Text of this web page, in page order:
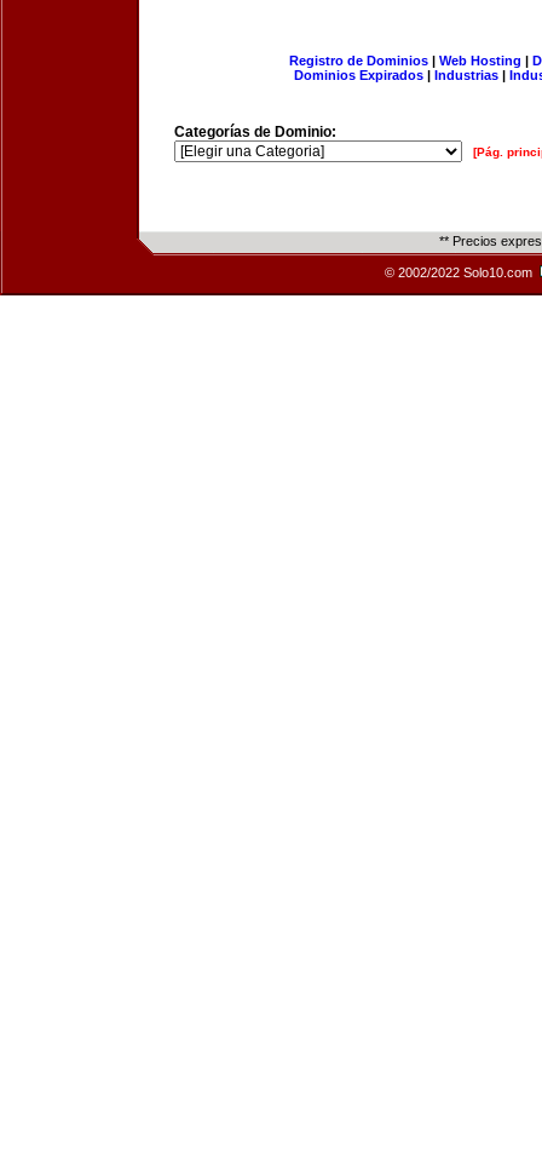
Registro de Dominios| Web Hosting |
Dominios Expirados | Industrias |
Categorías de Dominio:
[Pág.
** Precios
© 2002/2022 Solo10.com